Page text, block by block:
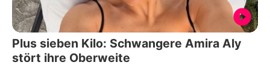
Plus sieben Kilo: Schwangere Amira Aly
stört ihre Oberweite